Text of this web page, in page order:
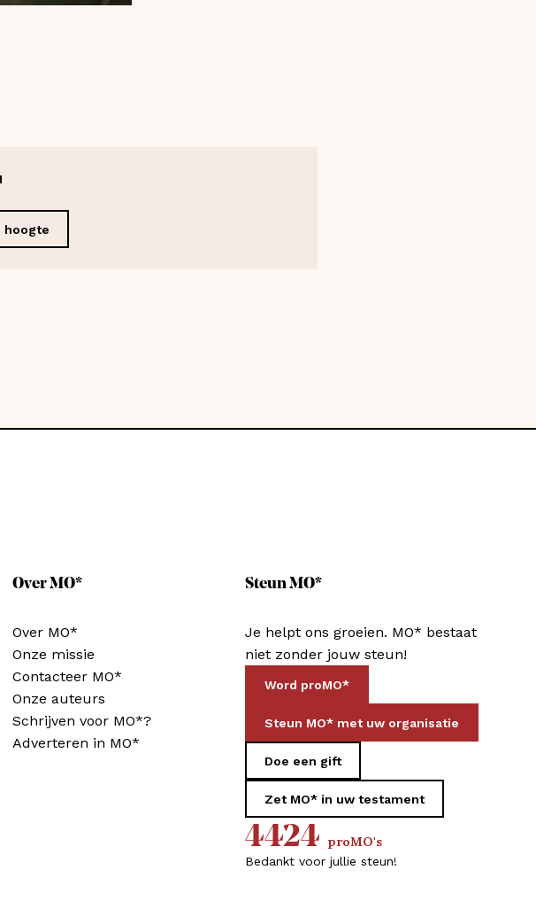
hoogte
Over MO*
Over MO*
Onze missie
Contacteer MO*
Onze auteurs
Schrijven voor MO*?
Adverteren in MO*
Steun MO*
Je helpt ons groeien. MO* bestaat
niet zonder jouw steun!
Word proMO*
Steun MO* met uw organisatie
Doe een gift
Zet MO* in uw testament
4424 proMO's
Bedankt voor jullie steun!